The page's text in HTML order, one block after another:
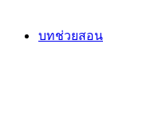
บทช่วยสอน